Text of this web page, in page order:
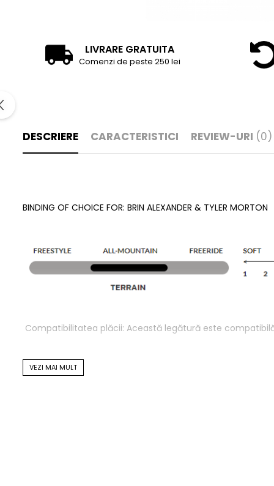
LIVRARE GRATUITA
Comenzi de peste 250 lei
DESCRIERE CARACTERISTICI REVIEW-URI (0)
BINDING OF CHOICE FOR: BRIN ALEXANDER & TYLER MORTON
Compatibilitatea plăcii: Această legătură este
SKATE TECH
VEZI MAI MULT